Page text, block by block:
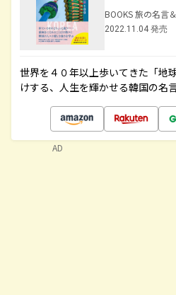
BOOKS 旅の名言
2022.11.04 発売
世界を４０年以上歩いてきた「地
けする、人生を輝かせる韓国の名
AD